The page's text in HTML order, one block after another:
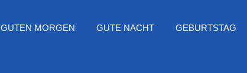
GUTEN MORGEN GUTE NACHT GEBURTSTAG